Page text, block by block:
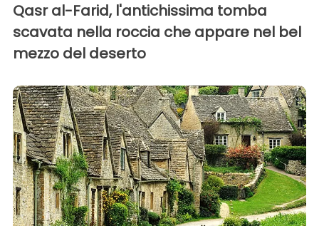
Qasr al-Farid, l'antichissima tomba
scavata nella roccia che appare nel bel
mezzo del deserto